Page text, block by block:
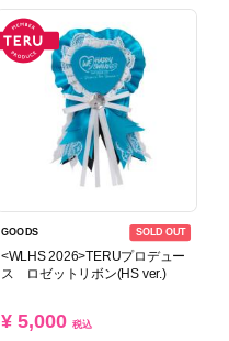
SOLD OUT
GOODS
<WLHS 2026>TERUプロデュー
ス ロゼットリボン(HS ver.)
¥ 5,000 税込